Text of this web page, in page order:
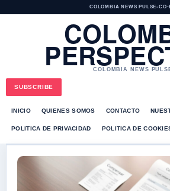
COLOMBIA NEWS PULSE•CO-
COLOMBIA NEWS
SUBSCRIBE
INICIO QUIENES SOMOS CONTACTO
POLITICA DE PRIVACIDAD POLITICA DE